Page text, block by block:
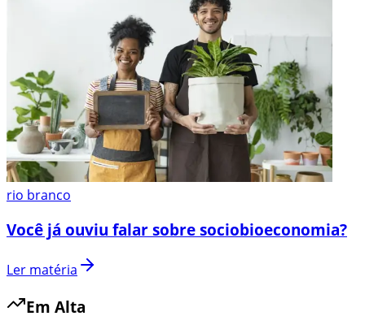
rio branco
Você já ouviu falar sobre sociobioeconomia?
Ler matéria
Em Alta